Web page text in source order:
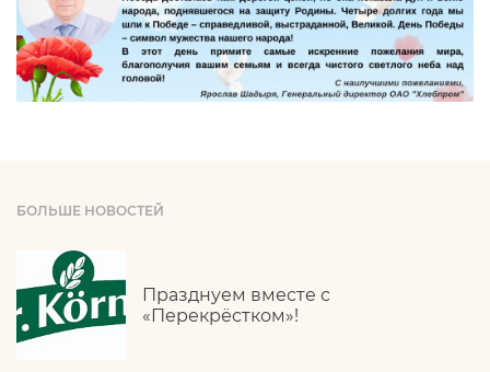
БОЛЬШЕ НОВОСТЕЙ
Празднуем вместе с
«Перекрёстком»!